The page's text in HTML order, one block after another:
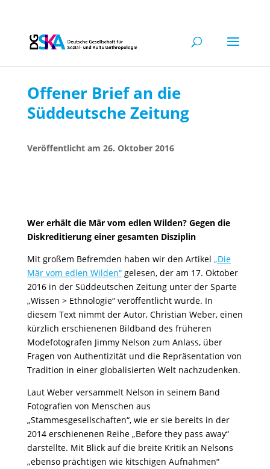
Offener Brief an die
Süddeutsche Zeitung
26. Oktober 2016
Wer erhält die Mär vom edlen Wilden? Gegen die
Diskreditierung einer gesamten Disziplin
Mit großem Befremden haben wir den Artikel „Die
Mär vom edlen Wilden“gelesen, der am 17. Oktober
2016 in der Süddeutschen Zeitung unter der Sparte
„Wissen > Ethnologie“ veröffentlicht wurde. In
diesem Text nimmt der Autor, Christian Weber, einen
kürzlich erschienenen Bildband des früheren
Modefotografen Jimmy Nelson zum Anlass, über
Fragen von Authentizität und die Repräsentation von
Tradition in einer globalisierten Welt nachzudenken.
Laut Weber versammelt Nelson in seinem Band
Fotografien von Menschen aus
„Stammesgesellschaften“, wie er sie bereits in der
2014 erschienenen Reihe „Before they pass away“
darstellte. Mit Blick auf die breite Kritik an Nelsons
„ebenso prächtigen wie kitschigen Aufnahmen“